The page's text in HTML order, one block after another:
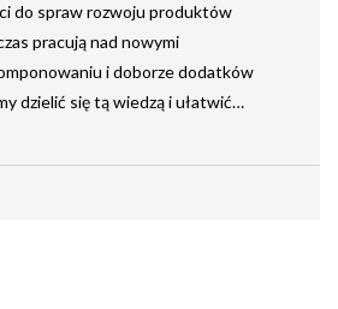
do spraw rozwoju produktów
pracują nad nowymi
i doborze dodatków
dzielić się tą wiedzą i ułatwić…